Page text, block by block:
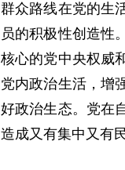
群众路线在党的生
员的积极性创造性
核心的党中央权威
党内政治生活，增
好政治生态。党在
造成又有集中又有